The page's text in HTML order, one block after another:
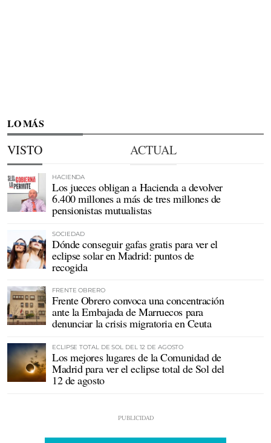
LO MÁS
VISTO ACTUAL
HACIENDA
Los jueces obligan a Hacienda a devolver
6.400 millones a más de tres millones de
pensionistas mutualistas
SOCIEDAD
Dónde conseguir gafas gratis para ver el
eclipse solar en Madrid: puntos de
recogida
FRENTE OBRERO
Frente Obrero convoca una concentración
ante la Embajada de Marruecos para
denunciar la crisis migratoria en Ceuta
ECLIPSE TOTAL DE SOL DEL 12 DE AGOSTO
Los mejores lugares de la Comunidad de
Madrid para ver el eclipse total de Sol del
12 de agosto